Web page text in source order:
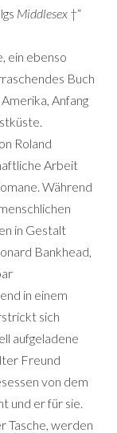
Middlesex †“
ein ebenso
Buch
Anfang
Roland
Arbeit
Während
in Gestalt
Bankhead,
in einem
sich
aufgeladene
Freund
von dem
und er für sie.
Tasche, werden